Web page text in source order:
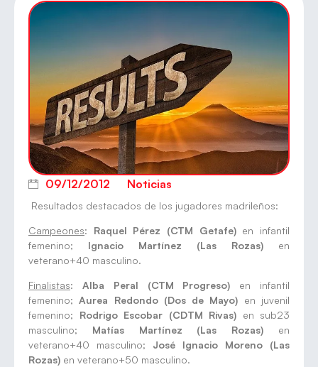
09/12/2012 Noticias
Resultados destacados de los jugadores madrileños:
Campeones: Raquel Pérez (CTM Getafe)en infantil
femenino; Ignacio Martínez (Las Rozas) en
veterano+40 masculino.
Finalistas: Alba Peral (CTM Progreso) en infantil
femenino;Aurea Redondo (Dos de Mayo) en juvenil
femenino; Rodrigo Escobar (CDTM Rivas) en sub23
masculino; Matías Martínez (Las Rozas) en
veterano+40 masculino; José Ignacio Moreno (Las
Rozas) en veterano+50 masculino.